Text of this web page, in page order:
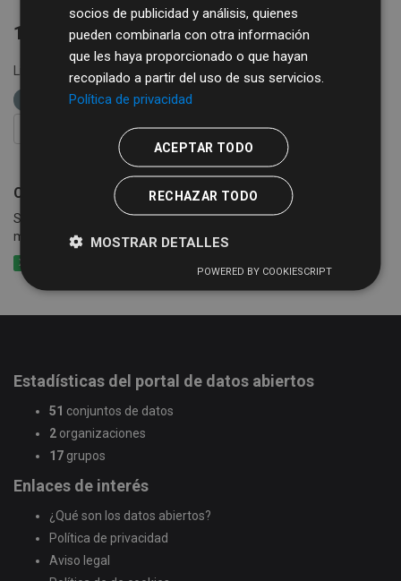
1 conjunto de datos encontrado
Licencias: Creative Commons Attribution 4.0
Grupos:
Formatos: CSV Organizaciones:
FILTRAR RESULTADOS
Censo empresarial de actividades económicas
Suma de las cuotas tributarias del impuesto por epígrafes y
municipios
XLSX
Estadísticas del portal de datos abiertos
51 conjuntos de datos
2 organizaciones
17 grupos
Enlaces de interés
¿Qué son los datos abiertos?
Política de privacidad
Aviso legal
socios de publicidad y análisis, quienes
pueden combinarla con otra información
que les haya proporcionado o que hayan
recopilado a partir del uso de sus servicios.
Política de privacidad
ACEPTAR TODO
RECHAZAR TODO
MOSTRAR DETALLES
POWERED BY COOKIESCRIPT